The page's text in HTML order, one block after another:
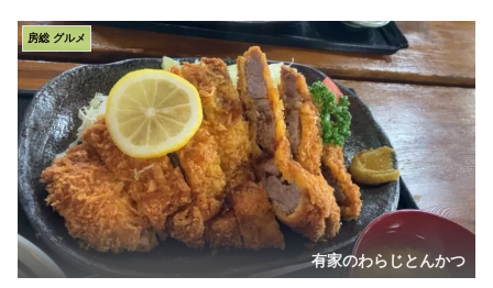
房総 グルメ
有家のわらじとんかつ